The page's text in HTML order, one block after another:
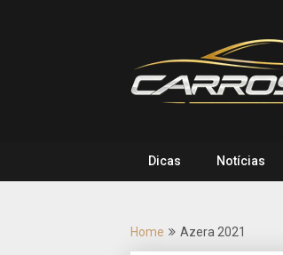
Dicas Notícias
Home Azera 2021